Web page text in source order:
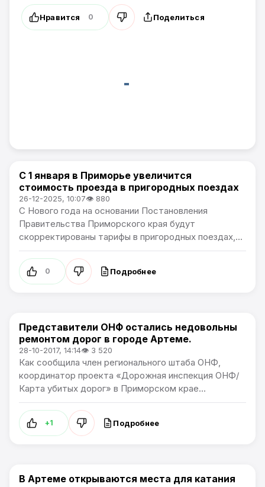
Нравится 0 Поделиться
Общество / Коммерческие новости Артема
️С 1 января в Приморье увеличится
стоимость проезда в пригородных поездах
26-12-2025, 10:07👁 880
С Нового года на основании Постановления
Правительства Приморского края будут
скорректированы тарифы в пригородных поездах,...
0 Подробнее
Общество
Представители ОНФ остались недовольны
ремонтом дорог в городе Артеме.
28-10-2017, 14:14👁 3 520
Как сообщила член регионального штаба ОНФ,
координатор проекта «Дорожная инспекция ОНФ/
Карта убитых дорог» в Приморском крае...
+1 Подробнее
Общество
В Артеме открываются места для катания